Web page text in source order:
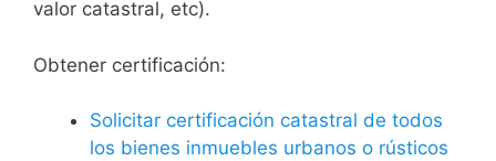
valor catastral, etc).
Obtener certificación:
Solicitar certificación catastral de todos
los bienes inmuebles urbanos o rústicos